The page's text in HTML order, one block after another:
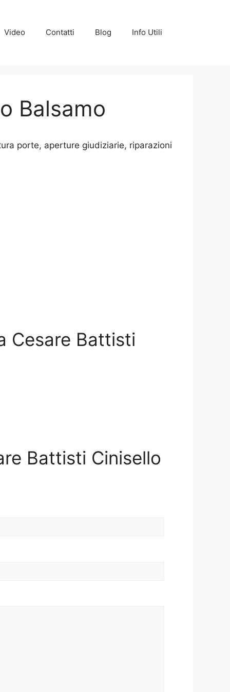
Video Contatti Blog Info Utili
Balsamo
porte, aperture giudiziarie, riparazioni
Cesare Battisti
Battisti Cinisello